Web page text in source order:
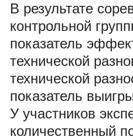
В результате
контрольной
показатель
технической
технической
показатель
У участников
количественный